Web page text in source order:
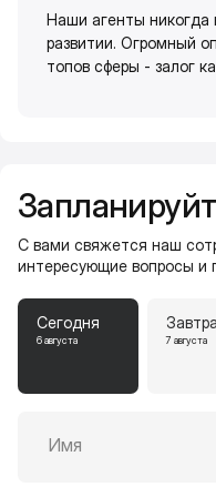
Наши агенты никогда
развитии. Огромный
топов сферы - залог
С вами свяжется наш
интересующие вопросы и
Сегодня
6 августа
Завтра
7 августа
Имя